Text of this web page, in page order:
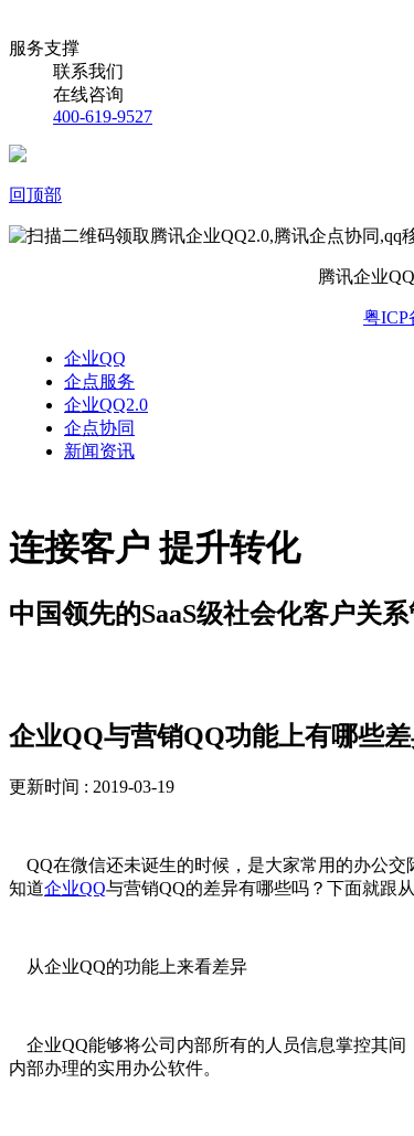
服务支撑
联系我们
在线咨询
400-619-9527
回顶部
腾讯企业
粤ICP
企业QQ
企点服务
企业QQ2.0
企点协同
新闻资讯
连接客户 提升转化
中国领先的SaaS级社会化客户关
企业QQ与营销QQ功能上有哪些差
更新时间 : 2019-03-19
QQ在微信还未诞生的时候，是大家常用的办公交
知道企业QQ与营销QQ的差异有哪些吗？下面就跟
从企业QQ的功能上来看差异
企业QQ能够将公司内部所有的人员信息掌控其间
内部办理的实用办公软件。